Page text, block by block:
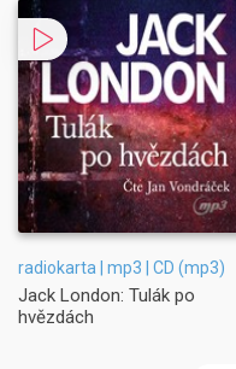
radiokarta | mp3 | CD (mp3)
Jack London: Tulák po
hvězdách